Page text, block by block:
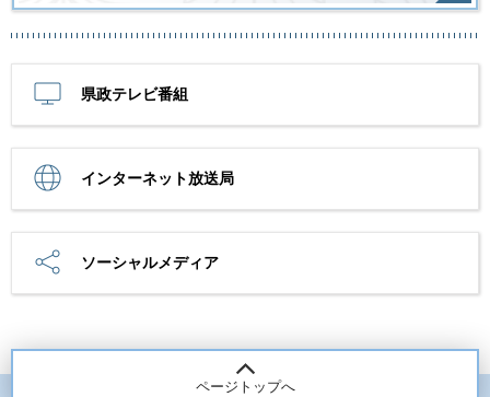
県政テレビ番組
インターネット放送局
ソーシャルメディア
ページトップへ